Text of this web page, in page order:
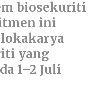
biosekuriti
ini
yang
1–2 Juli